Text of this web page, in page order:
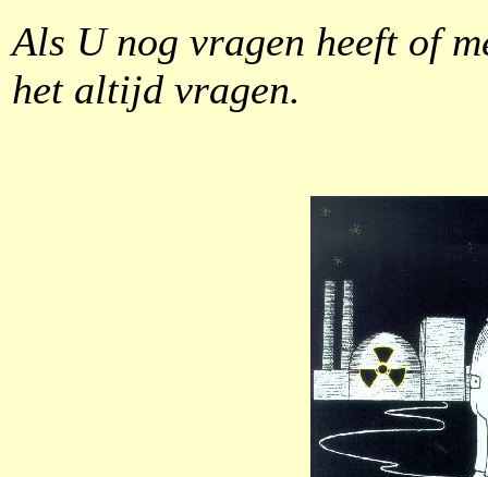
Als U nog vragen heeft of
het altijd vragen.